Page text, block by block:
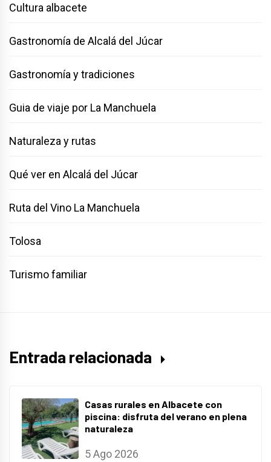
Cultura albacete
Gastronomía de Alcalá del Júcar
Gastronomía y tradiciones
Guia de viaje por La Manchuela
Naturaleza y rutas
Qué ver en Alcalá del Júcar
Ruta del Vino La Manchuela
Tolosa
Turismo familiar
Entrada relacionada
Casas rurales en Albacete con
piscina: disfruta del verano en plena
naturaleza
5 Ago 2026